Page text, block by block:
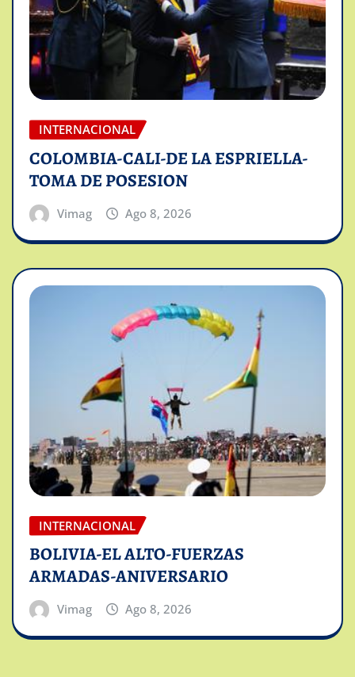
INTERNACIONAL
COLOMBIA-CALI-DE LA ESPRIELLA-
TOMA DE POSESION
Vimag Ago 8, 2026
INTERNACIONAL
BOLIVIA-EL ALTO-FUERZAS
ARMADAS-ANIVERSARIO
Vimag Ago 8, 2026